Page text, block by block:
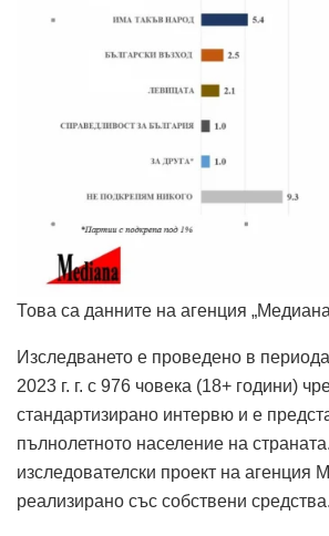
Това са данните на агенция
Изследването е проведено в
2023 г. г. с 976 човека (18+ години)
стандартизирано интервю и е
пълнолетното население на
изследователски проект на
реализирано със собствени средства.